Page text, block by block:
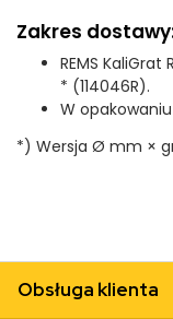
Zakres
REMS
* (114046R).
W
*) Wersja Ø mm ×
Obsługa klienta